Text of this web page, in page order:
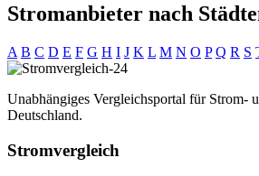
Stromanbieter nach
A B C D E F G H I J K L M N O P Q R S
Unabhängiges Vergleichsportal für Strom-
Deutschland.
Stromvergleich